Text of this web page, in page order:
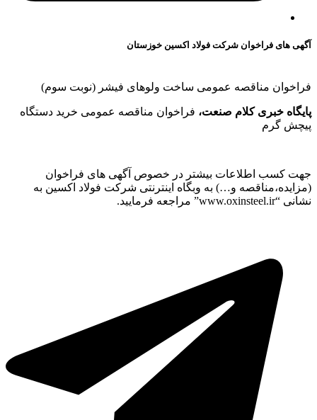
آگهی های فراخوان شرکت فولاد اکسین خوزستان
فراخوان مناقصه عمومی ساخت ولوهای فیشر (نوبت سوم)
پایگاه خبری کلام صنعت، فراخوان مناقصه عمومی خرید دستگاه
پیچش گرم
جهت کسب اطلاعات بیشتر در خصوص آگهی های فراخوان
(مزایده،مناقصه و…) به وبگاه اینترنتی شرکت فولاد اکسین به
نشانی “www.oxinsteel.ir” مراجعه فرمایید.